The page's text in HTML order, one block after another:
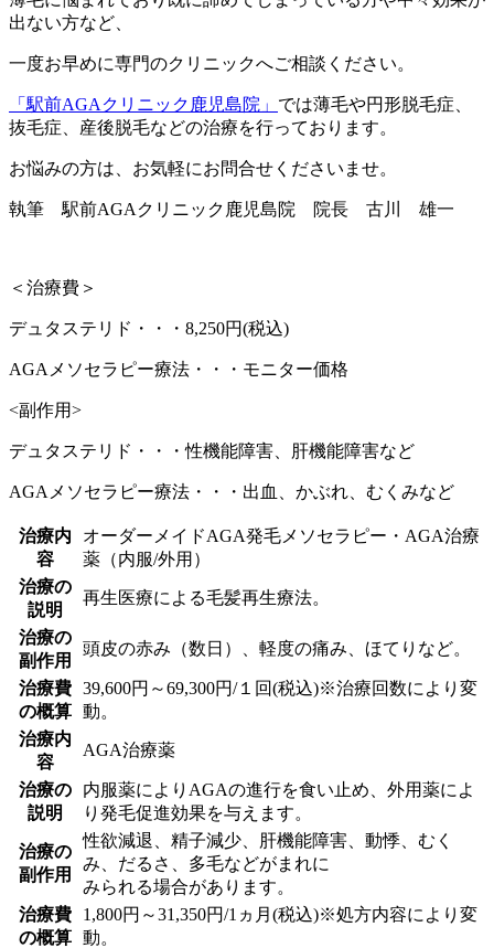
出ない方など、
一度お早めに専門のクリニックへご相談ください。
「駅前AGAクリニック鹿児島院」 では薄毛や円形脱毛症、
抜毛症、産後脱毛などの治療を行っております。
お悩みの方は、お気軽にお問合せくださいませ。
執筆 駅前AGAクリニック鹿児島院 院長 古川 雄一
＜治療費＞
デュタステリド・・・8,250円(税込)
AGAメソセラピー療法・・・モニター価格
<副作用>
デュタステリド・・・性機能障害、肝機能障害など
AGAメソセラピー療法・・・出血、かぶれ、むくみなど
治療内
容
オーダーメイドAGA発毛メソセラピー・AGA治療
薬（内服/外用）
治療の
説明
再生医療による毛髪再生療法。
治療の
副作用
頭皮の赤み（数日）、軽度の痛み、ほてりなど。
治療費
の概算
39,600円～69,300円/１回(税込)※治療回数により変
動。
治療内
容
AGA治療薬
治療の
説明
内服薬によりAGAの進行を食い止め、外用薬によ
り発毛促進効果を与えます。
治療の
副作用
性欲減退、精子減少、肝機能障害、動悸、むく
み、だるさ、多毛などがまれに
みられる場合があります。
治療費
の概算
1,800円～31,350円/1ヵ月(税込)※処方内容により変
動。